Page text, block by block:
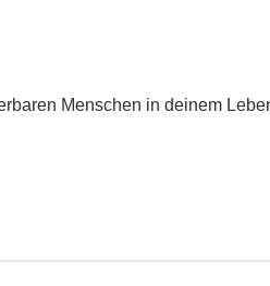
Menschen in deinem